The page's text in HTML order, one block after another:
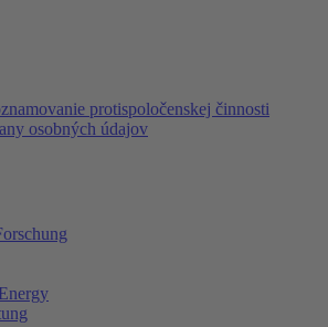
protispoločenskej činnosti
osobných údajov